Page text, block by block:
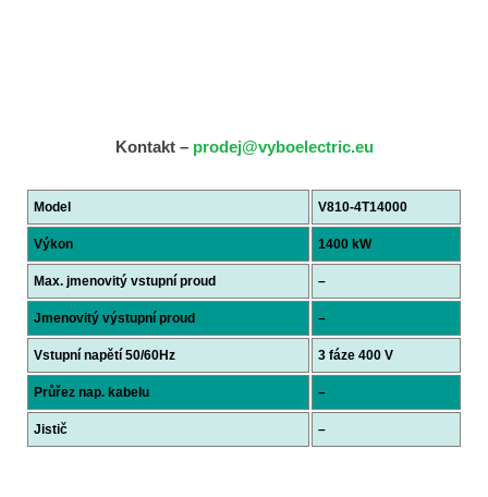
Kontakt – prodej@vyboelectric.eu
Model V810-4T14000
Výkon 1400 kW
Max. jmenovitý vstupní proud –
Jmenovitý výstupní proud –
Vstupní napětí 50/60Hz 3 fáze 400 V
Průřez nap. kabelu –
Jistič –